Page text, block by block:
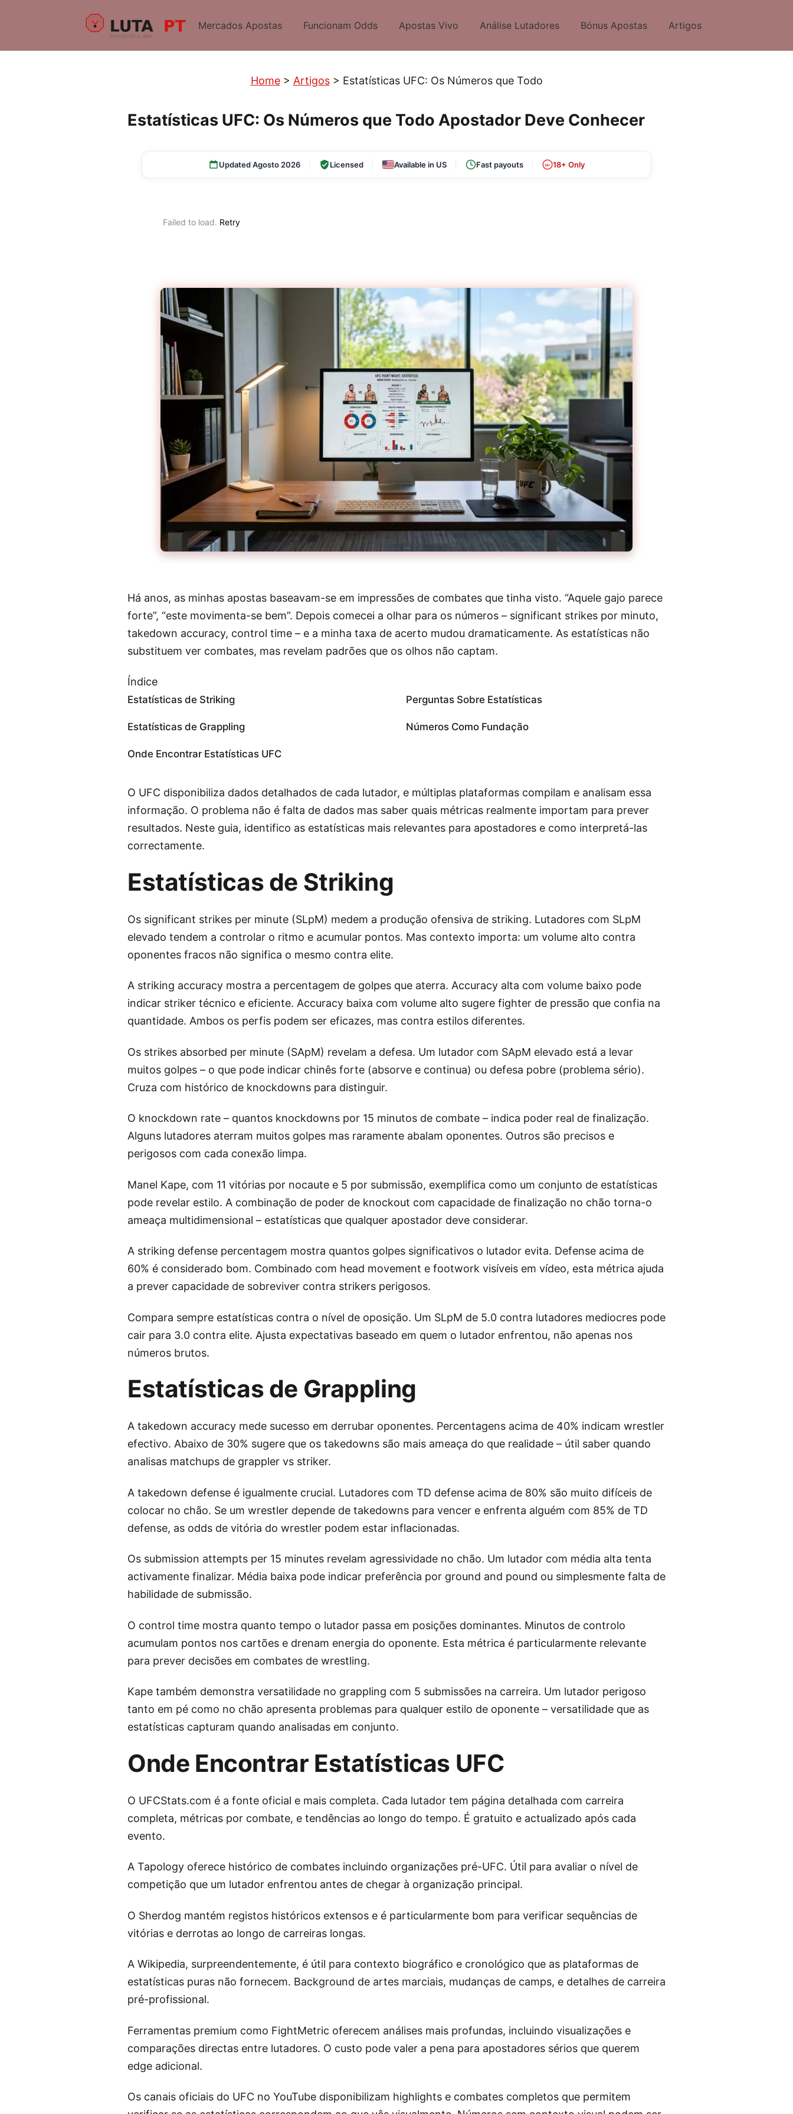
Mercados Apostas Funcionam Odds Apostas Vivo Análise Lutadores Bónus Apostas Artigos
Home > Artigos > Estatísticas UFC: Os Números que Todo
Estatísticas UFC: Os Números que Todo Apostador Deve Conhecer
Updated Agosto 2026 Licensed Available in US Fast payouts 18+ 18+ Only
Failed to load. Retry
Há anos, as minhas apostas baseavam-se em impressões de combates que tinha visto. “Aquele gajo parece
forte”, “este movimenta-se bem”. Depois comecei a olhar para os números – significant strikes por minuto,
takedown accuracy, control time – e a minha taxa de acerto mudou dramaticamente. As estatísticas não
substituem ver combates, mas revelam padrões que os olhos não captam.
Índice
Estatísticas de Striking
Estatísticas de Grappling
Onde Encontrar Estatísticas UFC
Perguntas Sobre Estatísticas
Números Como Fundação
O UFC disponibiliza dados detalhados de cada lutador, e múltiplas plataformas compilam e analisam essa
informação. O problema não é falta de dados mas saber quais métricas realmente importam para prever
resultados. Neste guia, identifico as estatísticas mais relevantes para apostadores e como interpretá-las
correctamente.
Estatísticas de Striking
Os significant strikes per minute (SLpM) medem a produção ofensiva de striking. Lutadores com SLpM
elevado tendem a controlar o ritmo e acumular pontos. Mas contexto importa: um volume alto contra
oponentes fracos não significa o mesmo contra elite.
A striking accuracy mostra a percentagem de golpes que aterra. Accuracy alta com volume baixo pode
indicar striker técnico e eficiente. Accuracy baixa com volume alto sugere fighter de pressão que confia na
quantidade. Ambos os perfis podem ser eficazes, mas contra estilos diferentes.
Os strikes absorbed per minute (SApM) revelam a defesa. Um lutador com SApM elevado está a levar
muitos golpes – o que pode indicar chinês forte (absorve e continua) ou defesa pobre (problema sério).
Cruza com histórico de knockdowns para distinguir.
O knockdown rate – quantos knockdowns por 15 minutos de combate – indica poder real de finalização.
Alguns lutadores aterram muitos golpes mas raramente abalam oponentes. Outros são precisos e
perigosos com cada conexão limpa.
Manel Kape, com 11 vitórias por nocaute e 5 por submissão, exemplifica como um conjunto de estatísticas
pode revelar estilo. A combinação de poder de knockout com capacidade de finalização no chão torna-o
ameaça multidimensional – estatísticas que qualquer apostador deve considerar.
A striking defense percentagem mostra quantos golpes significativos o lutador evita. Defense acima de
60% é considerado bom. Combinado com head movement e footwork visíveis em vídeo, esta métrica ajuda
a prever capacidade de sobreviver contra strikers perigosos.
Compara sempre estatísticas contra o nível de oposição. Um SLpM de 5.0 contra lutadores mediocres pode
cair para 3.0 contra elite. Ajusta expectativas baseado em quem o lutador enfrentou, não apenas nos
números brutos.
Estatísticas de Grappling
A takedown accuracy mede sucesso em derrubar oponentes. Percentagens acima de 40% indicam wrestler
efectivo. Abaixo de 30% sugere que os takedowns são mais ameaça do que realidade – útil saber quando
analisas matchups de grappler vs striker.
A takedown defense é igualmente crucial. Lutadores com TD defense acima de 80% são muito difíceis de
colocar no chão. Se um wrestler depende de takedowns para vencer e enfrenta alguém com 85% de TD
defense, as odds de vitória do wrestler podem estar inflacionadas.
Os submission attempts per 15 minutes revelam agressividade no chão. Um lutador com média alta tenta
activamente finalizar. Média baixa pode indicar preferência por ground and pound ou simplesmente falta de
habilidade de submissão.
O control time mostra quanto tempo o lutador passa em posições dominantes. Minutos de controlo
acumulam pontos nos cartões e drenam energia do oponente. Esta métrica é particularmente relevante
para prever decisões em combates de wrestling.
Kape também demonstra versatilidade no grappling com 5 submissões na carreira. Um lutador perigoso
tanto em pé como no chão apresenta problemas para qualquer estilo de oponente – versatilidade que as
estatísticas capturam quando analisadas em conjunto.
Onde Encontrar Estatísticas UFC
O UFCStats.com é a fonte oficial e mais completa. Cada lutador tem página detalhada com carreira
completa, métricas por combate, e tendências ao longo do tempo. É gratuito e actualizado após cada
evento.
A Tapology oferece histórico de combates incluindo organizações pré-UFC. Útil para avaliar o nível de
competição que um lutador enfrentou antes de chegar à organização principal.
O Sherdog mantém registos históricos extensos e é particularmente bom para verificar sequências de
vitórias e derrotas ao longo de carreiras longas.
A Wikipedia, surpreendentemente, é útil para contexto biográfico e cronológico que as plataformas de
estatísticas puras não fornecem. Background de artes marciais, mudanças de camps, e detalhes de carreira
pré-profissional.
Ferramentas premium como FightMetric oferecem análises mais profundas, incluindo visualizações e
comparações directas entre lutadores. O custo pode valer a pena para apostadores sérios que querem
edge adicional.
Os canais oficiais do UFC no YouTube disponibilizam highlights e combates completos que permitem